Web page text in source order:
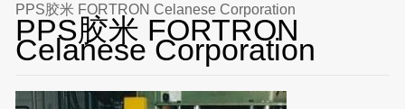
PPS胶米 FORTRON Celanese Corporation
PPS胶米 FORTRON
Celanese Corporation